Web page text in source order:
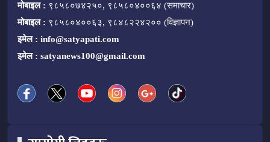
मोबाइल : ९८५८०७४२५०, ९८५८०४००६४ (समाचार)
मोबाइल : ९८५८०४००६३, ९८४८२२४२०० (विज्ञापन)
इमेल : info@satyapati.com
इमेल : satyanews100@gmail.com